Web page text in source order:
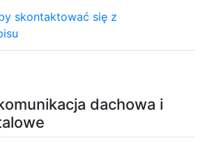
dachowa i
skontaktować się z